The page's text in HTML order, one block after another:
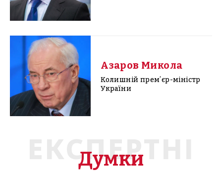
Азаров Микола
Колишній премʼєр-міністр
України
ЕКСПЕРТНІ
Думки